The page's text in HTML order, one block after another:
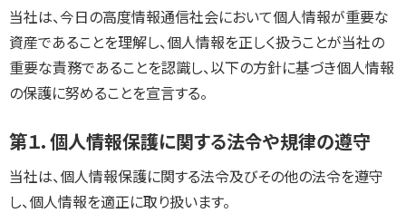
当社は、今日の高度情報通信社会において個人情報が重要な
資産であることを理解し、個人情報を正しく扱うことが当社の
重要な責務であることを認識し、以下の方針に基づき個人情報
の保護に努めることを宣言する。
第１．個人情報保護に関する法令や規律の遵守
当社は、個人情報保護に関する法令及びその他の法令を遵守
し、個人情報を適正に取り扱います。